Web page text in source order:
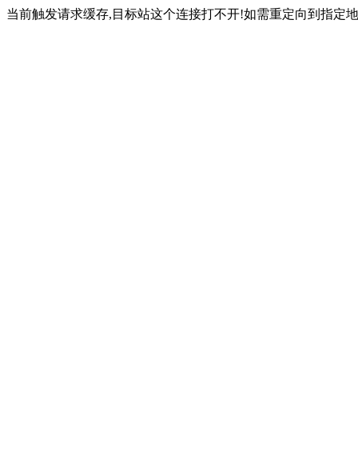
当前触发请求缓存,目标站这个连接打不开!如需重定向到指定